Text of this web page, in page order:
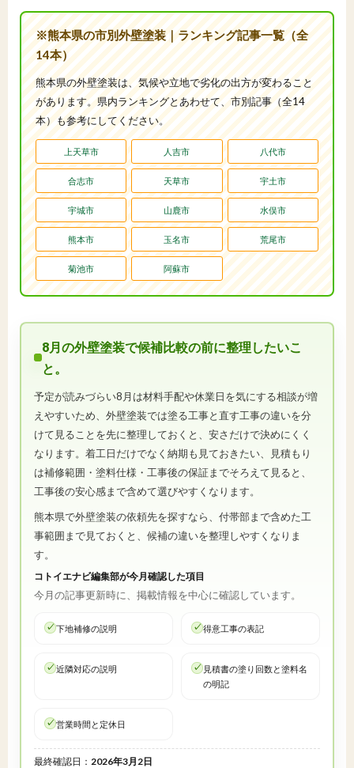
※熊本県の市別外壁塗装｜ランキング記事一覧（全
14本）
熊本県の外壁塗装は、気候や立地で劣化の出方が変わること
があります。県内ランキングとあわせて、市別記事（全14
本）も参考にしてください。
上天草市 人吉市 八代市
合志市 天草市 宇土市
宇城市 山鹿市 水俣市
熊本市 玉名市 荒尾市
菊池市 阿蘇市
8月の外壁塗装で候補比較の前に整理したいこ
と。
予定が読みづらい8月は材料手配や休業日を気にする相談が増
えやすいため、外壁塗装では塗る工事と直す工事の違いを分
けて見ることを先に整理しておくと、安さだけで決めにくく
なります。着工日だけでなく納期も見ておきたい、見積もり
は補修範囲・塗料仕様・工事後の保証までそろえて見ると、
工事後の安心感まで含めて選びやすくなります。
熊本県で外壁塗装の依頼先を探すなら、付帯部まで含めた工
事範囲まで見ておくと、候補の違いを整理しやすくなりま
す。
コトイエナビ編集部が今月確認した項目
今月の記事更新時に、掲載情報を中心に確認しています。
下地補修の説明 得意工事の表記
近隣対応の説明
見積書の塗り回数と塗料名
の明記
営業時間と定休日
最終確認日： 2026年3月2日